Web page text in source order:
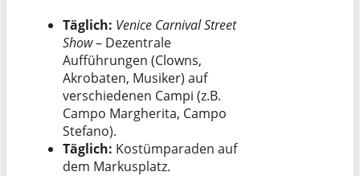
Täglich: Venice Carnival Street
Show– Dezentrale
Aufführungen (Clowns,
Akrobaten, Musiker) auf
verschiedenen Campi (z.B.
Campo Margherita, Campo
Stefano).
Täglich: Kostümparaden auf
dem Markusplatz.